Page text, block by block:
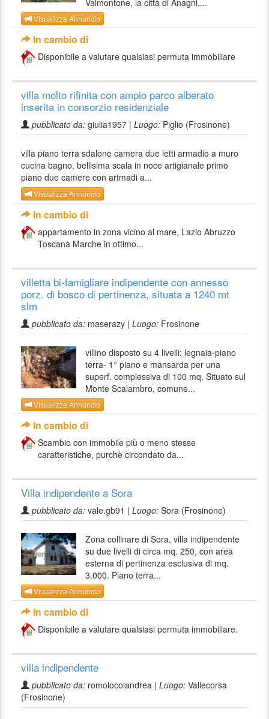
Visualizza Annuncio
In cambio di
Disponibile a valutare qualsiasi permuta immobiliare
villa molto rifinita con ampio parco alberato
inserita in consorzio residenziale
pubblicato da: giulia1957 | Luogo: Piglio (Frosinone)
villa piano terra sdalone camera due letti armadio a muro
cucina bagno, bellisima scala in noce artigianale primo
piano due camere con artmadi a...
Visualizza Annuncio
In cambio di
appartamento in zona vicino al mare, Lazio Abruzzo
Toscana Marche in ottimo...
villetta bi-famigliare indipendente con annesso
porz. di bosco di pertinenza, situata a 1240 mt
slm
pubblicato da: maserazy | Luogo: Frosinone
villino disposto su 4 livelli: legnaia-piano
terra- 1° piano e mansarda per una
superf. complessiva di 100 mq. Situato sul
Monte Scalambro, comune...
Visualizza Annuncio
In cambio di
Scambio con immobile più o meno stesse
caratteristiche, purchè circondato da...
Villa indipendente a Sora
pubblicato da: vale.gb91 | Luogo: Sora (Frosinone)
Zona collinare di Sora, villa indipendente
su due livelli di circa mq. 250, con area
esterna di pertinenza esclusiva di mq.
3.000. Piano terra...
Visualizza Annuncio
In cambio di
Disponibile a valutare qualsiasi permuta immobiliare.
villa indipendente
pubblicato da: romolocolandrea | Luogo: Vallecorsa
(Frosinone)